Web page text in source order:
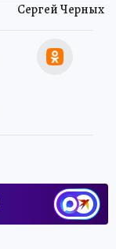
Сергей Черных